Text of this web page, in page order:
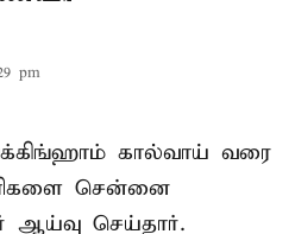
pm
கால்வாய் வரை
சென்னை
ஆய்வு செய்தார்.